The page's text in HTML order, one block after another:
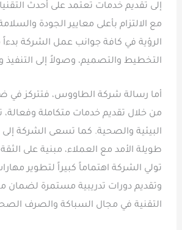
إلى تقديم خدمات تعتمد على أحدث
مع الالتزام بأعلى معايير الجودة
الرؤية في كافة جوانب عمل الشركة
التخطيط والتصميم، وصولاً إلى التنفيذ
أما رسالة شركة الطاووس، فتتركز في
من خلال تقديم خدمات متكاملة وفعالة،
البيئية والصحية. كما تسعى الشركة إلى
طويلة الأمد مع العملاء، مبنية على
تولي الشركة اهتماماً كبيراً لتطوير
وتقديم دورات تدريبية مستمرة لضمان
التقنية في مجال السباكة والصرف